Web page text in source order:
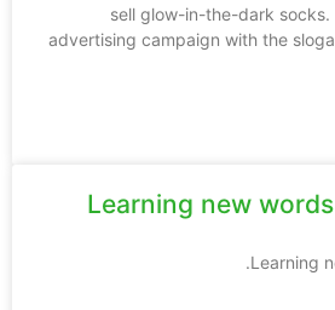
sell glow-in-the-dark socks.
advertising campaign with the
Learning new
Learning